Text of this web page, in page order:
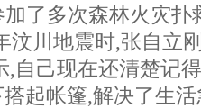
了多次森林火灾扑
汶川地震时,张自立
,自己现在还清楚记
起帐篷,解决了生